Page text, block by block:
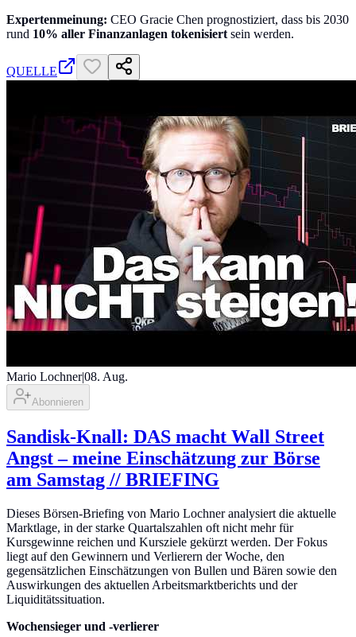
Expertenmeinung: CEO Gracie Chen prognostiziert, dass bis 2030
rund 10% aller Finanzanlagen tokenisiert sein werden.
QUELLE
Mario Lochner|08. Aug.
Abonnieren
Sandisk-Knall: DAS macht Wall Street
Angst – meine Einschätzung zur Börse
am Samstag // BRIEFING
Dieses Börsen-Briefing von Mario Lochner analysiert die aktuelle
Marktlage, in der starke Quartalszahlen oft nicht mehr für
Kursgewinne reichen und Kursziele gekürzt werden. Der Fokus
liegt auf den Gewinnern und Verlierern der Woche, den
gegensätzlichen Einschätzungen von Bullen und Bären sowie den
Auswirkungen des aktuellen Arbeitsmarktberichts und der
Liquiditätssituation.
Wochensieger und -verlierer